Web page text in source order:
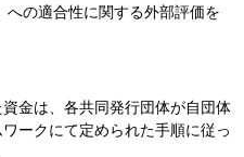
の適合性に関する外部評価を
金は、各共同発行団体が自団体
ークにて定められた手順に従っ